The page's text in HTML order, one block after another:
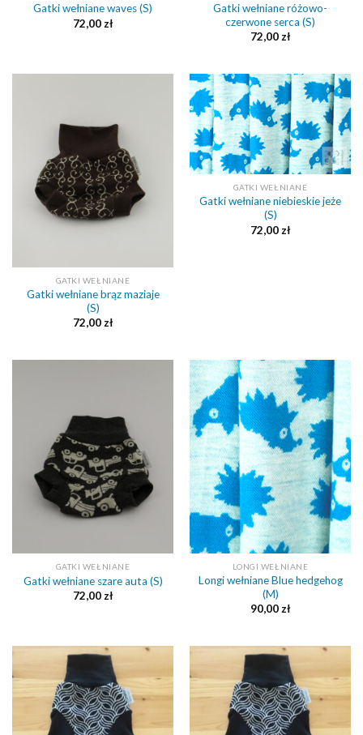
Gatki wełniane waves (S)
72,00 zł
Gatki wełniane różowo-
czerwone serca (S)
72,00 zł
GATKI WEŁNIANE
Gatki wełniane brąz maziaje
(S)
72,00 zł
GATKI WEŁNIANE
Gatki wełniane niebieskie jeże
(S)
72,00 zł
GATKI WEŁNIANE
Gatki wełniane szare auta (S)
72,00 zł
LONGI WEŁNIANE
Longi wełniane Blue hedgehog
(M)
90,00zł